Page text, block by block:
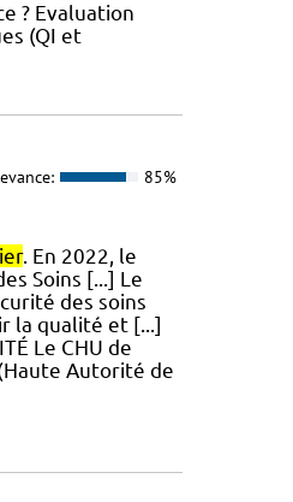
? Evaluation
(QI et
85%
. En 2022, le
Soins [...] Le
des soins
la qualité et [...]
Le CHU de
Autorité de